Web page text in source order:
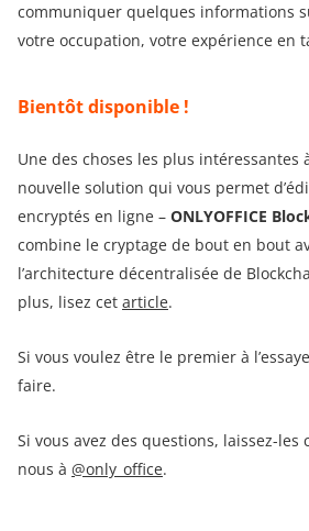
communiquer quelques informations
votre occupation, votre expérience en
Bientôt disponible !
Une des choses les plus intéressantes
nouvelle solution qui vous permet
encryptés en ligne – ONLYOFFICE
combine le cryptage de bout en bout
l’architecture décentralisée de
plus, lisez cet article.
Si vous voulez être le premier à
faire.
Si vous avez des questions, laissez-les
nous à @only_office.